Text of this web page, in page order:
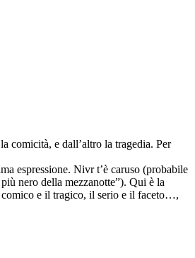
comicità, e dall’altro la tragedia. Per
espressione. Nivr t’è caruso (probabile
nero della mezzanotte”). Qui è la
comico e il tragico, il serio e il faceto…,